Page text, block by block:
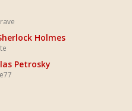
Holmes
Petrosky